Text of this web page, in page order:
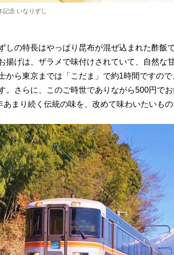
記念 いなりずし
しの特長はやっぱり昆布が混ぜ込まれた酢飯
揚げは、ザラメで味付けされていて、自然な
から東京までは「こだま」で約1時間ですの
。さらに、このご時世でありながら500円でお
あまり続く伝統の味を、改めて味わいたいもの